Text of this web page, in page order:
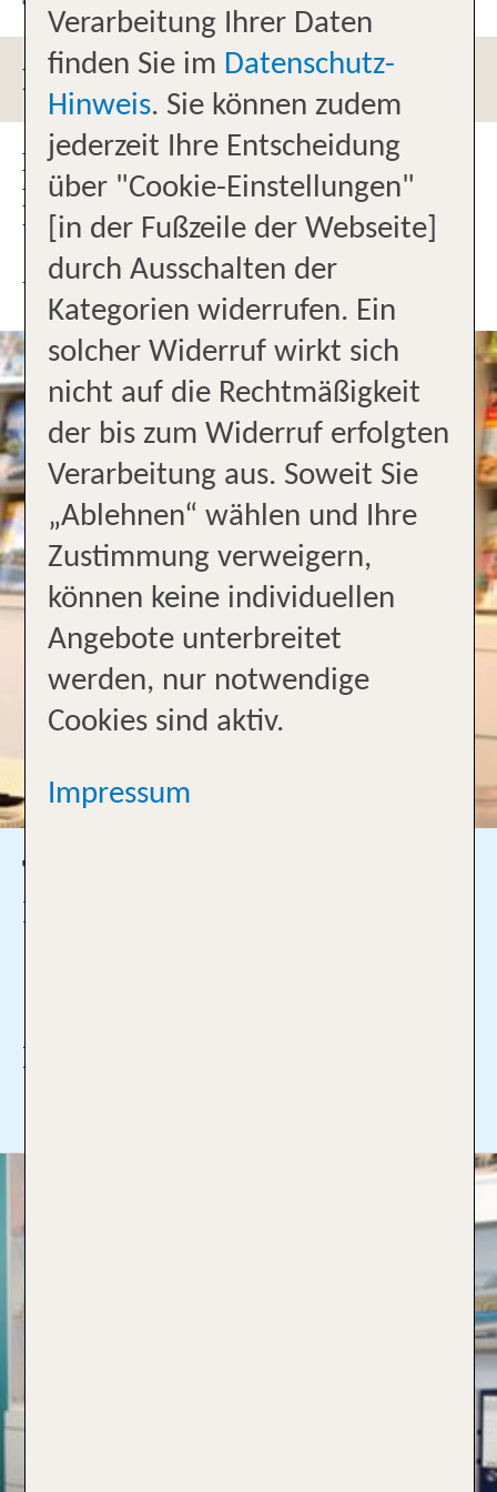
PARKMÖGLICHKEITEN
DÜRFEN WIR SIE BEI DER
PLANUNG IHRER TRAUMFERIEN
UNTERSTÜTZEN?
UNSER TEAM
Thomas Weber
Inhaber
Ich bin Profi für:
Verarbeitung Ihrer Daten
finden Sie im Datenschutz-
Hinweis. Sie können zudem
jederzeit Ihre Entscheidung
über "Cookie-Einstellungen"
[in der Fußzeile der Webseite]
durch Ausschalten der
Kategorien widerrufen. Ein
solcher Widerruf wirkt sich
nicht auf die Rechtmäßigkeit
der bis zum Widerruf erfolgten
Verarbeitung aus. Soweit Sie
„Ablehnen“ wählen und Ihre
Zustimmung verweigern,
können keine individuellen
Angebote unterbreitet
werden, nur notwendige
Cookies sind aktiv.
Impressum